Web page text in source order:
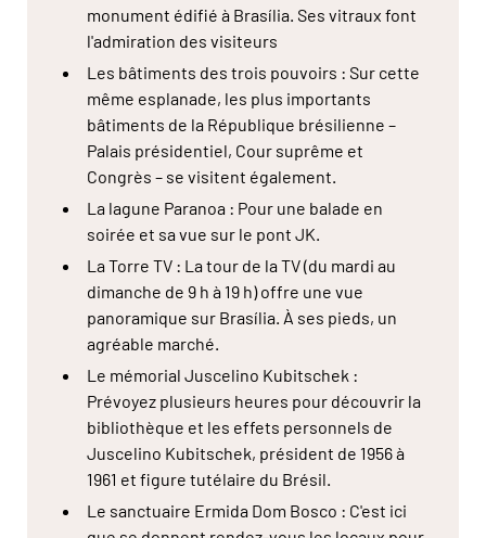
monument édifié à Brasília. Ses vitraux font
l'admiration des visiteurs
Les bâtiments des trois pouvoirs : Sur cette
même esplanade, les plus importants
bâtiments de la République brésilienne –
Palais présidentiel, Cour suprême et
Congrès – se visitent également.
La lagune Paranoa : Pour une balade en
soirée et sa vue sur le pont JK.
La Torre TV : La tour de la TV (du mardi au
dimanche de 9 h à 19 h) offre une vue
panoramique sur Brasília. À ses pieds, un
agréable marché.
Le mémorial Juscelino Kubitschek :
Prévoyez plusieurs heures pour découvrir la
bibliothèque et les effets personnels de
Juscelino Kubitschek, président de 1956 à
1961 et figure tutélaire du Brésil.
Le sanctuaire Ermida Dom Bosco : C'est ici